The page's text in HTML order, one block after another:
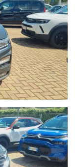
Via Braja 48r
prendere un
illimitato